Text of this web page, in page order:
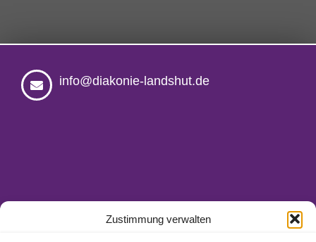
Zustimmung verwalten
info@diakonie-landshut.de